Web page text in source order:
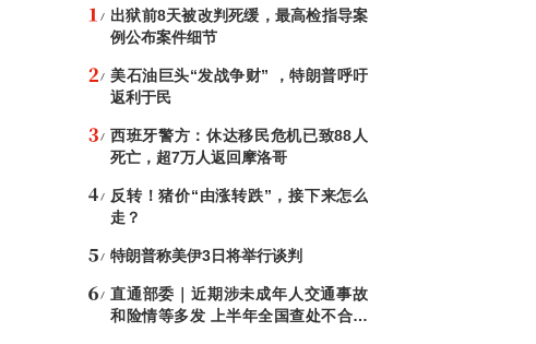
出狱前8天被改判死缓，最高检指导案
例公布案件细节
美石油巨头“发战争财” ，特朗普呼吁
返利于民
西班牙警方：休达移民危机已致88人
死亡，超7万人返回摩洛哥
反转！猪价“由涨转跌”，接下来怎么
走？
特朗普称美伊3日将举行谈判
直通部委｜近期涉未成年人交通事故
和险情等多发 上半年全国查处不合格